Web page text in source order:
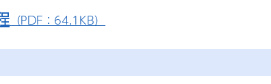
（PDF：64.1KB）